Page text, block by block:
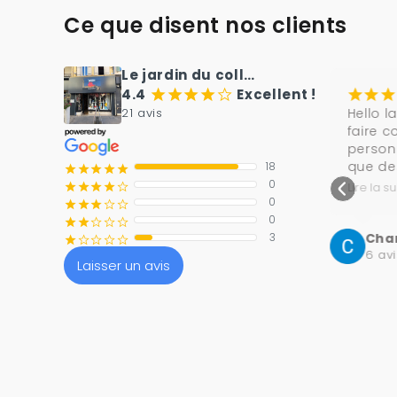
Ce que disent nos clients
Le jardin du collectionneur
4.4 ¡¡¡¡¢ Excellent !
21 avis
¡¡¡¡¡ 18
¡¡¡¡¢ 0
¡¡¡¢¢ 0
¡¡¢¢¢ 0
¡¢¢¢¢ 3
Laisser un avis
¡¡¡¡¡ il y a 9 heures
Boutique au top, je la
recommande
Flo White
8 avis
¡¡¡
Hello
faire
que
ultra
Lire la
6